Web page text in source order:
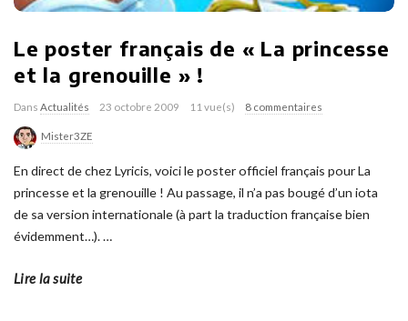
Le poster français de « La princesse
et la grenouille » !
Dans Actualités 23 octobre 2009 11 vue(s) 8 commentaires
Mister3ZE
En direct de chez Lyricis, voici le poster officiel français pour La
princesse et la grenouille ! Au passage, il n’a pas bougé d’un iota
de sa version internationale (à part la traduction française bien
évidemment…).…
Lire la suite